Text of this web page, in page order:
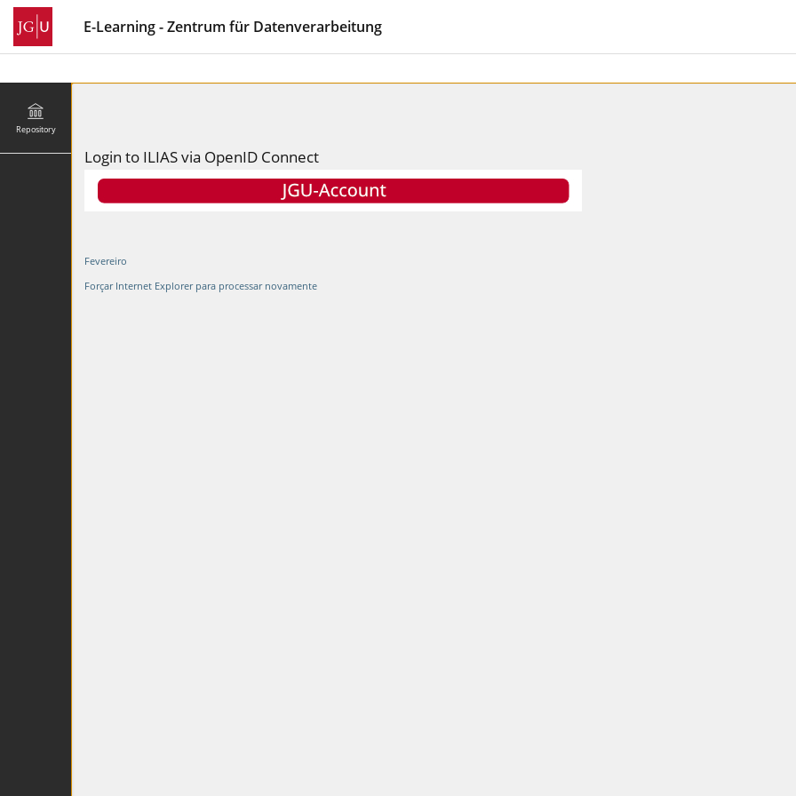
E-Learning - Zentrum für Datenverarbeitung
Repository
Login to ILIAS via OpenID Connect
Fevereiro
Forçar Internet Explorer para processar novamente